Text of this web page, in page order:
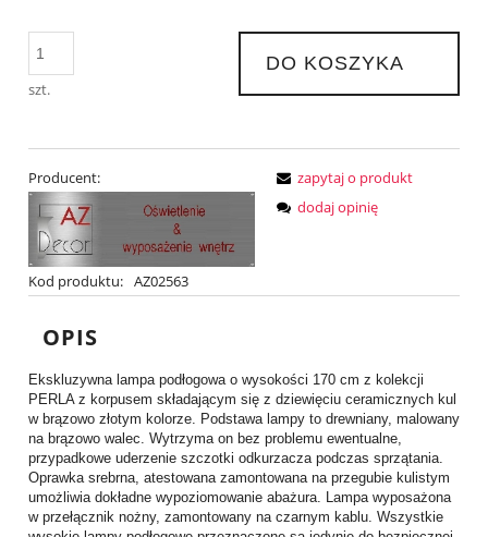
szt.
DO KOSZYKA
Producent:
Kod produktu: AZ02563
zapytaj o produkt
dodaj opinię
OPIS
Ekskluzywna lampa podłogowa o wysokości 170 cm z kolekcji
PERLA z korpusem składającym się z dziewięciu ceramicznych kul
w brązowo złotym kolorze. Podstawa lampy to drewniany, malowany
na brązowo walec. Wytrzyma on bez problemu ewentualne,
przypadkowe uderzenie szczotki odkurzacza podczas sprzątania.
Oprawka srebrna, atestowana zamontowana na przegubie kulistym
umożliwia dokładne wypoziomowanie abażura. Lampa wyposażona
w przełącznik nożny, zamontowany na czarnym kablu. Wszystkie